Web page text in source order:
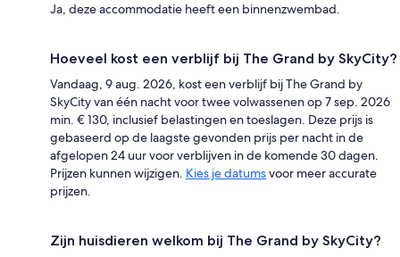
Ja, deze accommodatie heeft een binnenzwembad.
Hoeveel kost een verblijf bij The Grand by SkyCity?
Vandaag, 9 aug. 2026, kost een verblijf bij The Grand by
SkyCity van één nacht voor twee volwassenen op 7 sep. 2026
min. € 130, inclusief belastingen en toeslagen. Deze prijs is
gebaseerd op de laagste gevonden prijs per nacht in de
afgelopen 24 uur voor verblijven in de komende 30 dagen.
Prijzen kunnen wijzigen. Kies je datumsvoor meer accurate
prijzen.
Zijn huisdieren welkom bij The Grand by SkyCity?